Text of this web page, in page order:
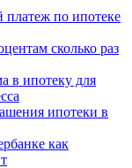
платеж по ипотеке
сколько раз
в ипотеку для
ипотеки в
как